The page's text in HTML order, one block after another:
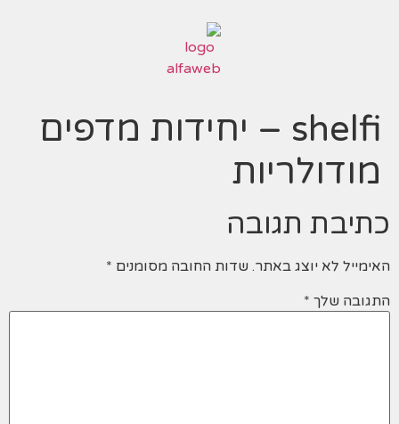
shelfi – יחידות מדפים
מודולריות
כתיבת תגובה
האימייל לא יוצג באתר. שדות החובה מסומנים *
התגובה שלך *